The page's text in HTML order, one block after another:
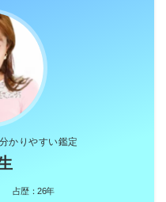
かりやすい鑑定
占歴：26年